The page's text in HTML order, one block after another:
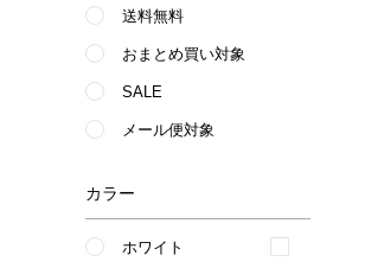
送料無料
おまとめ買い対象
SALE
メール便対象
カラー
ホワイト